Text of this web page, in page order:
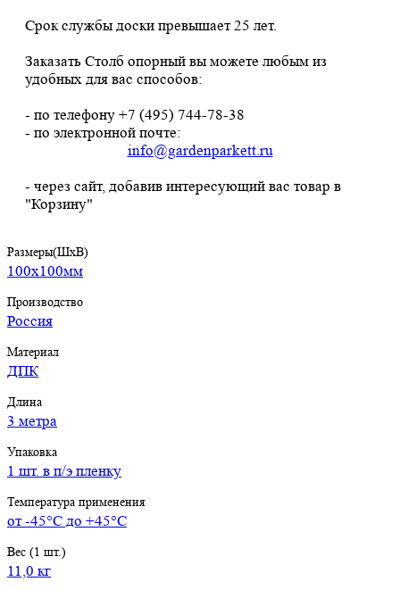
Срок службы доски превышает 25 лет.
Заказать Столб опорный вы можете любым из
удобных для вас способов:
- по телефону +7 (495) 744-78-38
- по электронной почте:
info@gardenparkett.ru
- через сайт, добавив интересующий вас товар в
"Корзину"
Размеры(ШхВ)
100х100мм
Производство
Россия
Материал
ДПК
Длина
3 метра
Упаковка
1 шт. в п/э пленку
Температура применения
от -45°С до +45°С
Вес (1 шт.)
11,0 кг